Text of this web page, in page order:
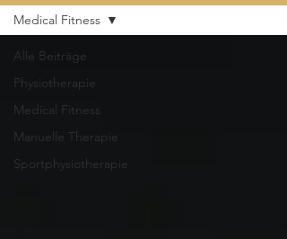
Alle Beiträge
Physiotherapie
Medical Fitness
Manuelle Therapie
Sportphysiotherapie
Medical Fitness